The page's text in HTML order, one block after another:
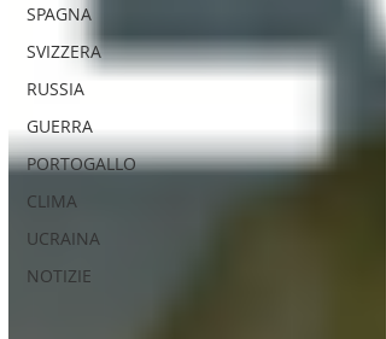
SPAGNA
SVIZZERA
RUSSIA
GUERRA
PORTOGALLO
CLIMA
UCRAINA
NOTIZIE